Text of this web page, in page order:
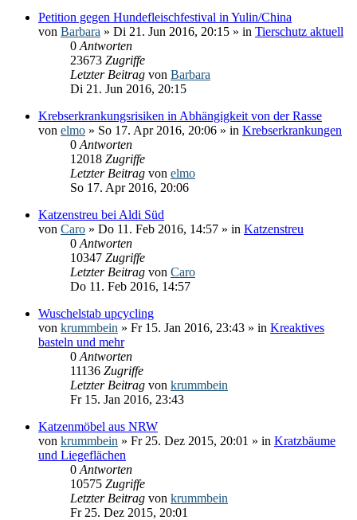
Petition gegen Hundefleischfestival in Yulin/China
von Barbara » Di 21. Jun 2016, 20:15 » in Tierschutz aktuell
0 Antworten
23673 Zugriffe
Letzter Beitrag von Barbara
Di 21. Jun 2016, 20:15
Krebserkrankungsrisiken in Abhängigkeit von der Rasse
von elmo » So 17. Apr 2016, 20:06 » in Krebserkrankungen
0 Antworten
12018 Zugriffe
Letzter Beitrag von elmo
So 17. Apr 2016, 20:06
Katzenstreu bei Aldi Süd
von Caro » Do 11. Feb 2016, 14:57 » in Katzenstreu
0 Antworten
10347 Zugriffe
Letzter Beitrag von Caro
Do 11. Feb 2016, 14:57
Wuschelstab upcycling
von krummbein » Fr 15. Jan 2016, 23:43 » in Kreaktives
basteln und mehr
0 Antworten
11136 Zugriffe
Letzter Beitrag von krummbein
Fr 15. Jan 2016, 23:43
Katzenmöbel aus NRW
von krummbein » Fr 25. Dez 2015, 20:01 » in Kratzbäume
und Liegeflächen
0 Antworten
10575 Zugriffe
Letzter Beitrag von krummbein
Fr 25. Dez 2015, 20:01